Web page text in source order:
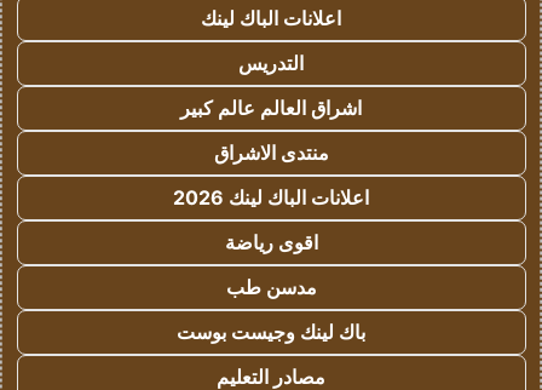
اعلانات الباك لينك
التدريس
اشراق العالم عالم كبير
منتدى الاشراق
اعلانات الباك لينك 2026
اقوى رياضة
مدسن طب
باك لينك وجيست بوست
مصادر التعليم